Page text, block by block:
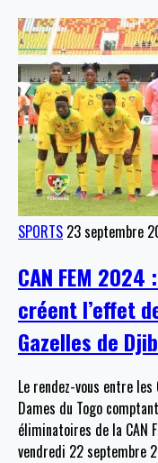
SPORTS 23 septembre
CAN FEM
créent l’effet
Gazelles de
Le rendez-vous entre
Dames du Togo
éliminatoires de la CAN
vendredi 22 septembre